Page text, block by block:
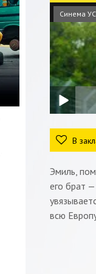
Синема УС
В
Эмиль,
его брат
всю